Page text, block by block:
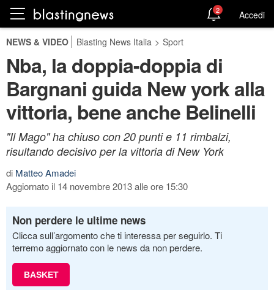
2 Accedi
NEWS & VIDEO Blasting News Italia > Sport
Nba, la doppia-doppia di
Bargnani guida New york alla
vittoria, bene anche Belinelli
"Il Mago" ha chiuso con 20 punti e 11 rimbalzi,
risultando decisivo per la vittoria di New York
di Matteo Amadei
Aggiornato il 14 novembre 2013 alle ore 15:30
Non perdere le ultime news
Clicca sull’argomento che ti interessa per seguirlo. Ti
terremo aggiornato con le news da non perdere.
BASKET